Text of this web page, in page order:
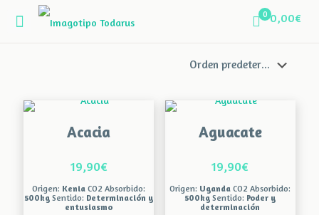
0 0,00€
Acacia
19,90€
Origen: Kenia CO2 Absorbido:
500kg Sentido: Determinación y
entusiasmo
Aguacate
19,90€
Origen: Uganda CO2 Absorbido:
500kg Sentido: Poder y
determinación